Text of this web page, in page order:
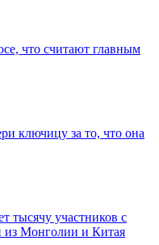
что считают главным
ключицу за то, что она
тысячу участников с
из Монголии и Китая